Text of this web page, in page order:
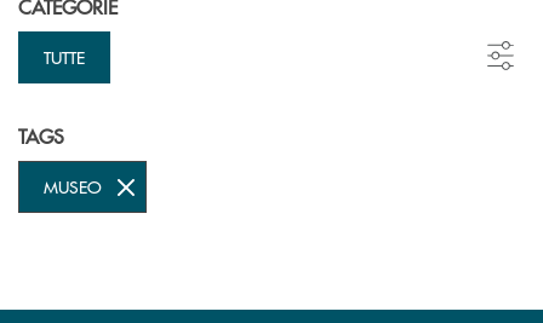
CATEGORIE
TUTTE
TAGS
MUSEO